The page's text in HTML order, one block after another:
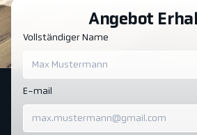
Angebot
Vollständiger Name
E-mail